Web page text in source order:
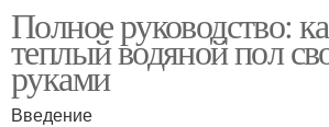
Полное руководство:
теплый водяной пол
руками
Введение